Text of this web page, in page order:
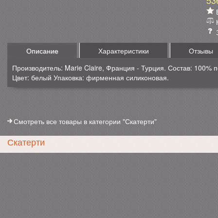
Производитель: Marie Claire, Франция - Турция. Состав: 100%
Цвет: белый Упаковка: фирменная силиконовая.
Описание Характеристики Отзывы
Смотреть все товары в категории "Скатерти"
Скатерти